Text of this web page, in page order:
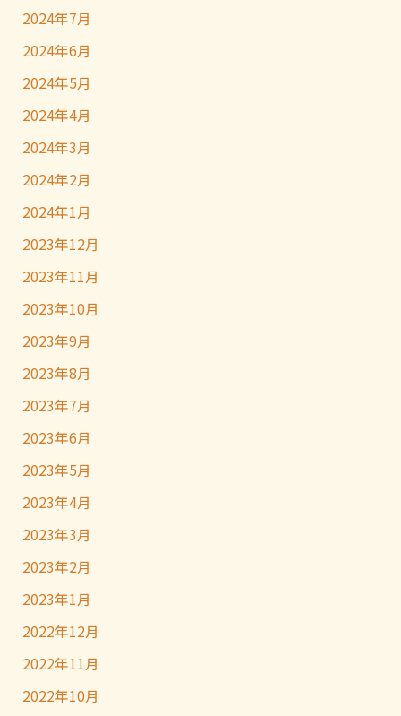
2024年7月
2024年6月
2024年5月
2024年4月
2024年3月
2024年2月
2024年1月
2023年12月
2023年11月
2023年10月
2023年9月
2023年8月
2023年7月
2023年6月
2023年5月
2023年4月
2023年3月
2023年2月
2023年1月
2022年12月
2022年11月
2022年10月